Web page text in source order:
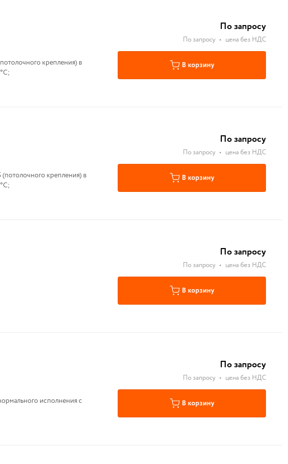
крепления) в
По запросу
По запросу • цена без НДС
В корзину
крепления) в
По запросу
По запросу • цена без НДС
В корзину
По запросу
По запросу • цена без НДС
В корзину
исполнения с
По запросу
По запросу • цена без НДС
В корзину